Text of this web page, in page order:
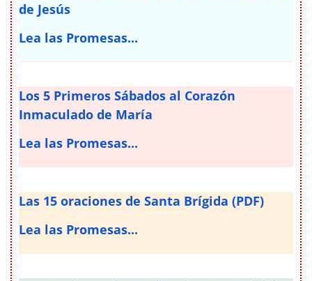
de Jesús
Lea las Promesas...
Los 5 Primeros Sábados al Corazón
Inmaculado de María
Lea las Promesas...
Las 15 oraciones de Santa Brígida (PDF)
Lea las Promesas...